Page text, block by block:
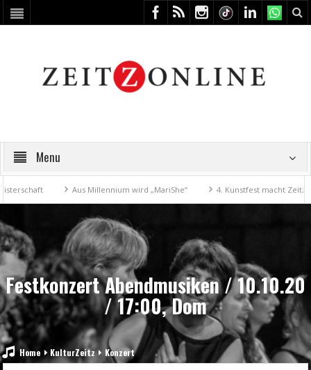
Menu
Aus Millennium wird „MariShe“ 4. Kunstfest macht Zeitz zum
Festkonzert Abendmusiken / 10.10.20
/ 17:00, Dom
Home KulturZeitz Konzert